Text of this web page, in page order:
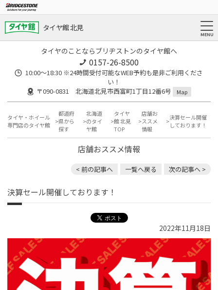
タイヤ館 北見
タイヤのことならブリヂストンのタイヤ館へ
0157-26-8500
10:00～18:30 ※24時間受付可能なWEB予約も是非ご利用くださ
い！
〒090-0831 北海道北見市西富町1丁目12番6号
Map
タイヤ・ホイール
専門店のタイヤ館
都道府
県から
探す
北海道
のタイ
ヤ館
タイヤ
館 北見
TOP
店舗お
ススメ
情報
決算セール開催
しております！
店舗おススメ情報
< 前の記事へ 一覧へ戻る 次の記事へ >
決算セール開催しております！
2022年11月18日